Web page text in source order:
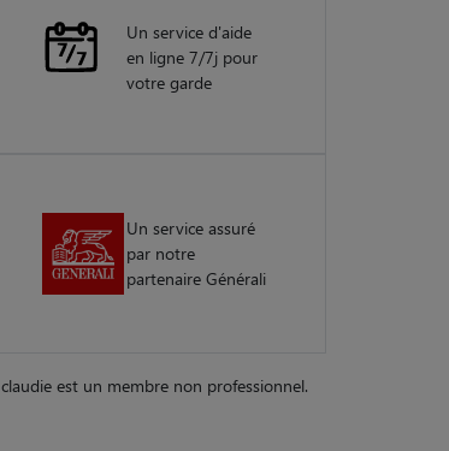
Un service d'aide
en ligne 7/7j pour
votre garde
Un service assuré
par notre
partenaire Générali
claudie est un membre non professionnel.